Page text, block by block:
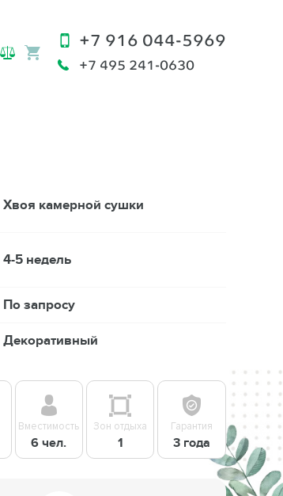
+7 916 044-5969
+7 495 241-0630
Хвоя камерной сушки
4-5 недель
По запросу
Декоративный
Вместимость
6 чел.
Зон отдыха
1
Гарантия
3 года